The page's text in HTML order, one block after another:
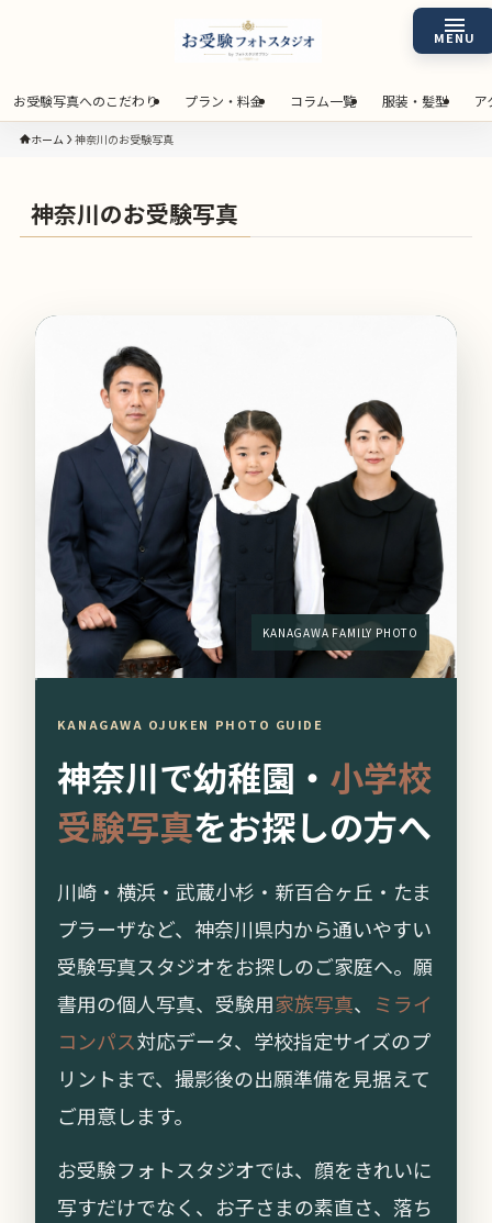
お受験写真へのこだわり プラン・料金 コラム一覧 服装・髪型 ア
ホーム 神奈川のお受験写真
神奈川のお受験写真
KANAGAWA OJUKEN PHOTO GUIDE
神奈川で幼稚園・ 小学校
受験写真をお探しの方へ
川崎・横浜・武蔵小杉・新百合ヶ丘・たま
プラーザなど、神奈川県内から通いやすい
受験写真スタジオをお探しのご家庭へ。願
書用の個人写真、受験用家族写真、 ミライ
コンパス対応データ、学校指定サイズのプ
リントまで、撮影後の出願準備を見据えて
ご用意します。
お受験フォトスタジオでは、顔をきれいに
写すだけでなく、お子さまの素直さ、落ち
KANAGAWA FAMILY PHOTO